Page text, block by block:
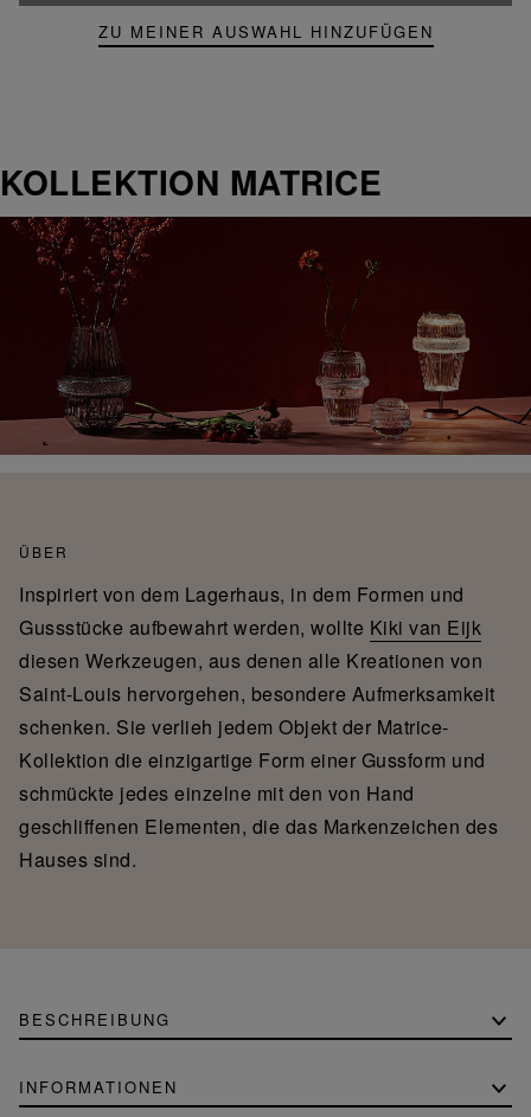
ZU MEINER AUSWAHL HINZUFÜGEN
KOLLEKTION MATRICE
ÜBER
Inspiriert von dem Lagerhaus, in dem Formen und
Gussstücke aufbewahrt werden, wollte Kiki van Eijk
diesen Werkzeugen, aus denen alle Kreationen von
Saint-Louis hervorgehen, besondere Aufmerksamkeit
schenken. Sie verlieh jedem Objekt der Matrice-
Kollektion die einzigartige Form einer Gussform und
schmückte jedes einzelne mit den von Hand
geschliffenen Elementen, die das Markenzeichen des
Hauses sind.
BESCHREIBUNG
INFORMATIONEN